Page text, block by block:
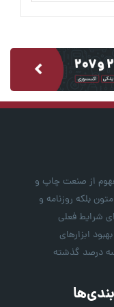
از صنعت چاپ و
بلکه روزنامه و
شرایط فعلی
ابزارهای
درصد گذشته